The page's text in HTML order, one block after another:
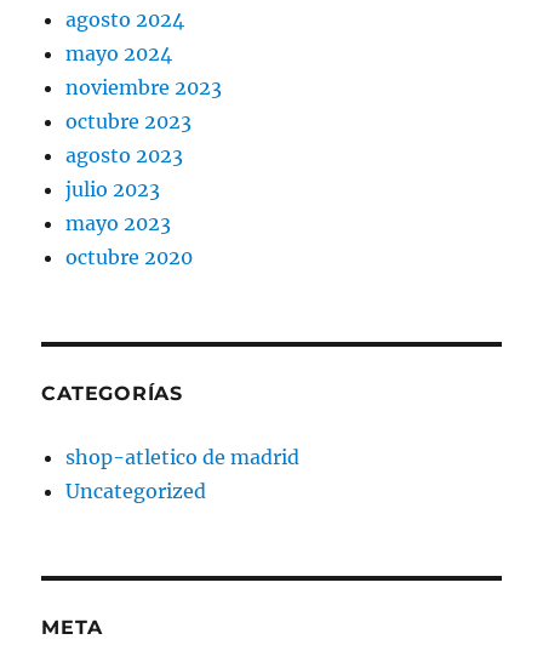
agosto 2024
mayo 2024
noviembre 2023
octubre 2023
agosto 2023
julio 2023
mayo 2023
octubre 2020
CATEGORÍAS
shop-atletico de madrid
Uncategorized
META